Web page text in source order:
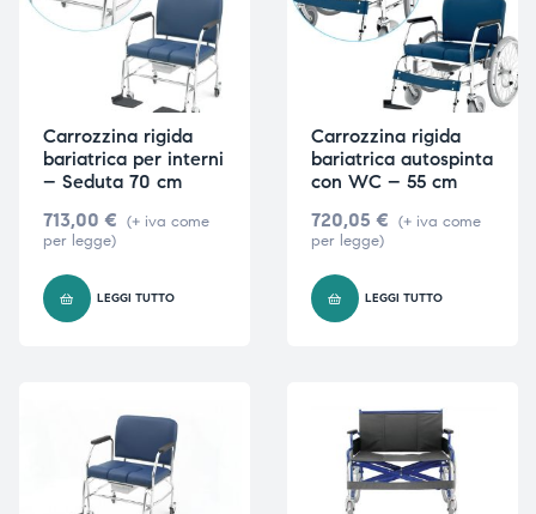
Carrozzina rigida
bariatrica per interni
– Seduta 70 cm
713,00 € (+ iva come
per legge)
LEGGI TUTTO
Carrozzina rigida
bariatrica autospinta
con WC – 55 cm
720,05 € (+ iva come
per legge)
LEGGI TUTTO